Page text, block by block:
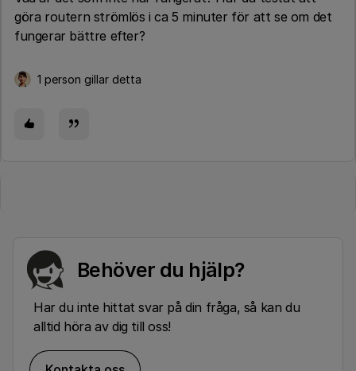
göra routern strömlös i ca 5 minuter för att se om det
fungerar bättre efter?
1 person gillar detta
Behöver du hjälp?
Har du inte hittat svar på din fråga, så kan du
alltid höra av dig till oss!